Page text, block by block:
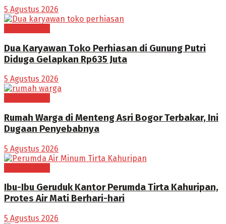
5 Agustus 2026
Dua Karyawan Toko Perhiasan di Gunung Putri
Diduga Gelapkan Rp635 Juta
5 Agustus 2026
Rumah Warga di Menteng Asri Bogor Terbakar, Ini
Dugaan Penyebabnya
5 Agustus 2026
Ibu-Ibu Geruduk Kantor Perumda Tirta Kahuripan,
Protes Air Mati Berhari-hari
5 Agustus 2026